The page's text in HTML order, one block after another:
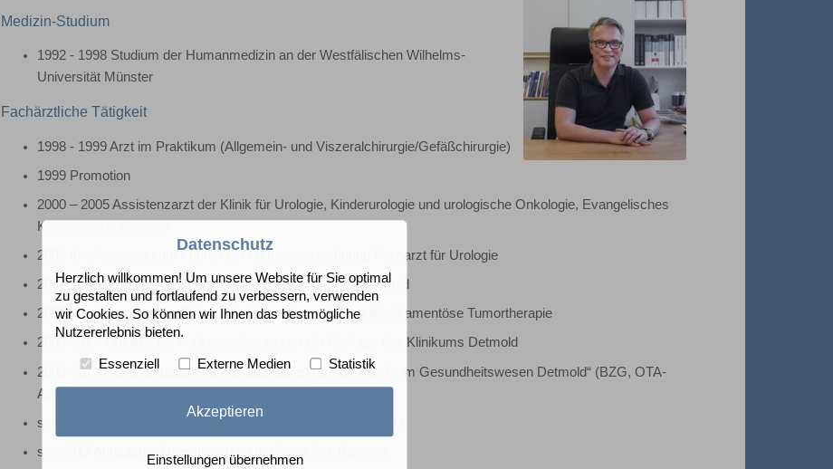
Medizin-Studium
1992 - 1998 Studium der Humanmedizin an der Westfälischen Wilhelms-
Universität Münster
Fachärztliche Tätigkeit
1998 - 1999 Arzt im Praktikum (Allgemein- und Viszeralchirurgie/Gefäßchirurgie)
1999 Promotion
2000 – 2005 Assistenzarzt der Klinik für Urologie, Kinderurologie und urologische Onkologie, Evangelisches
Krankenhaus Bielefeld
2005 Anerkennung zum Führen der Gebietsbezeichnung Facharzt für Urologie
2006 bis 2009 Facharzt an der Urologie des Klinikums Detmold
2009 Anerkennung zum Führen der Zusatzbezeichnung Medikamentöse Tumortherapie
2009-2017 Tätigkeit als Funktionsoberarzt an der Urologie des Klinikums Detmold
2009-2017 Dozententätigkeit am „Bildungszentrum für Berufe im Gesundheitswesen Detmold“ (BZG, OTA-
Ausbildung)
seit 2017 Praxistätigkeit in eigener urologischer Niederlassung
seit 2017 Ambulante Operationen an der
Datenschutz
Herzlich willkommen! Um unsere Website für Sie optimal
zu gestalten und fortlaufend zu verbessern, verwenden
wir Cookies. So können wir Ihnen das bestmögliche
Nutzererlebnis bieten.
Essenziell Externe Medien Statistik
Akzeptieren
Einstellungen übernehmen